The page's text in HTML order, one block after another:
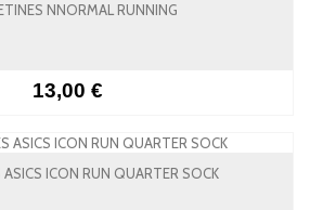
NNORMAL RUNNING
13,00 €
ASICS ICON RUN QUARTER SOCK